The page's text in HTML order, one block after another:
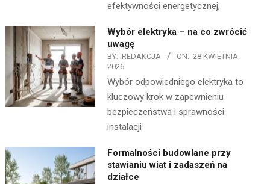
efektywności energetycznej,
Wybór elektryka – na co zwrócić
uwagę
BY: REDAKCJA ON: 28 KWIETNIA,
2026
Wybór odpowiedniego elektryka to
kluczowy krok w zapewnieniu
bezpieczeństwa i sprawności
instalacji
Formalności budowlane przy
stawianiu wiat i zadaszeń na
działce